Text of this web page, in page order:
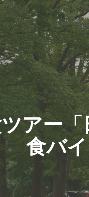
アー
食バ